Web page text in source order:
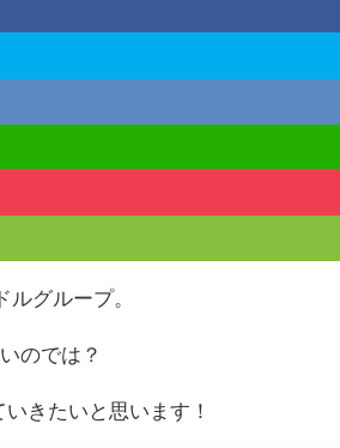
ルグループ。
のでは？
きたいと思います！